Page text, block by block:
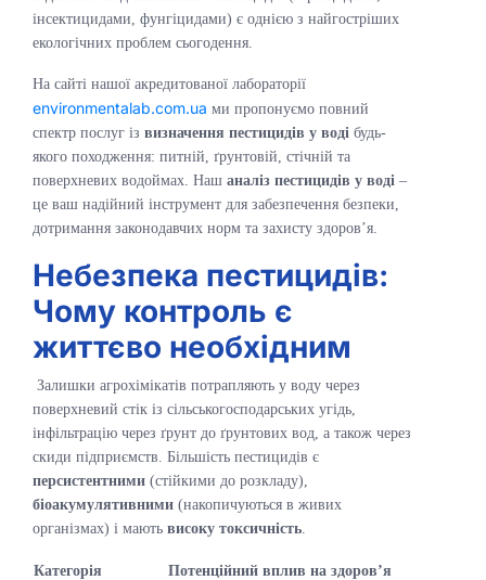
інсектицидами, фунгіцидами) є однією з найгостріших
екологічних проблем сьогодення.
На сайті нашої акредитованої лабораторії
environmentalab.com.ua ми пропонуємо повний
спектр послуг із визначення пестицидів у воді будь-
якого походження: питній, ґрунтовій, стічній та
поверхневих водоймах. Наш аналіз пестицидів у воді –
це ваш надійний інструмент для забезпечення безпеки,
дотримання законодавчих норм та захисту здоров’я.
Небезпека пестицидів:
Чому контроль є
життєво необхідним
Залишки агрохімікатів потрапляють у воду через
поверхневий стік із сільськогосподарських угідь,
інфільтрацію через ґрунт до ґрунтових вод, а також через
скиди підприємств. Більшість пестицидів є
персистентними (стійкими до розкладу),
біоакумулятивними (накопичуються в живих
організмах) і мають високу токсичність
Категорія
Потенційний вплив на здоров’я